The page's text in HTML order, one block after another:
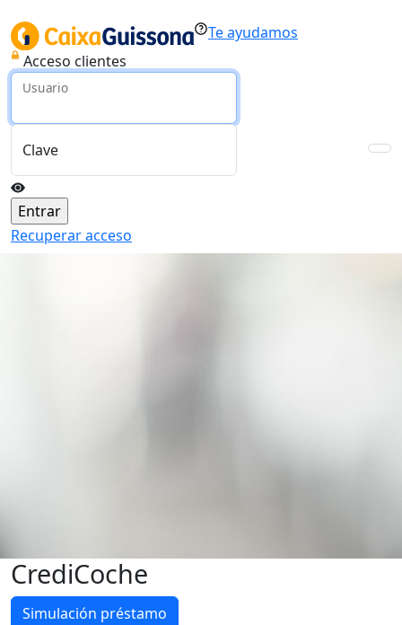
Te ayudamos
Acceso clientes
Usuario
Clave
Recuperar acceso
CrediCoche
Simulación préstamo